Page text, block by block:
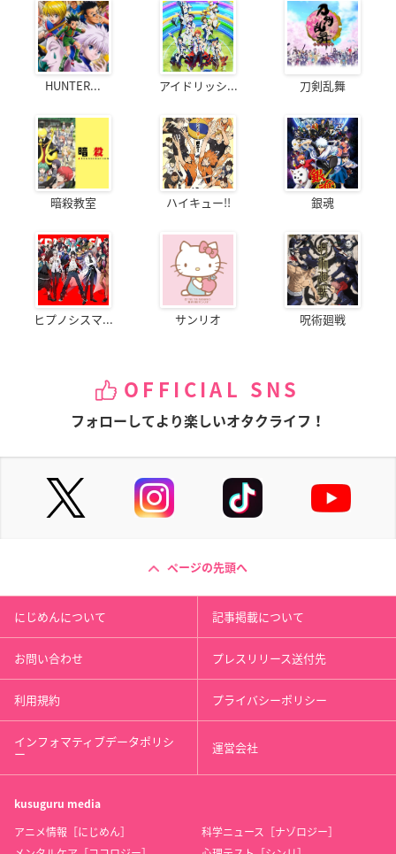
HUNTER... アイドリッシ... 刀剣乱舞
暗殺教室 ハイキュー!! 銀魂
ヒプノシスマ... サンリオ 呪術廻戦
OFFICIAL SNS
フォローしてより楽しいオタクライフ！
ページの先頭へ
にじめんについて 記事掲載について
お問い合わせ プレスリリース送付先
利用規約 プライバシーポリシー
インフォマティブデータポリシ
ー 運営会社
kusuguru media
アニメ情報［にじめん］
科学ニュース［ナゾロジー］